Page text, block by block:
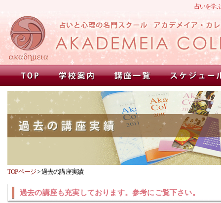
占いを学
TOPページ>過去の講座実績
過去の講座も充実しております。参考にご覧下さい。